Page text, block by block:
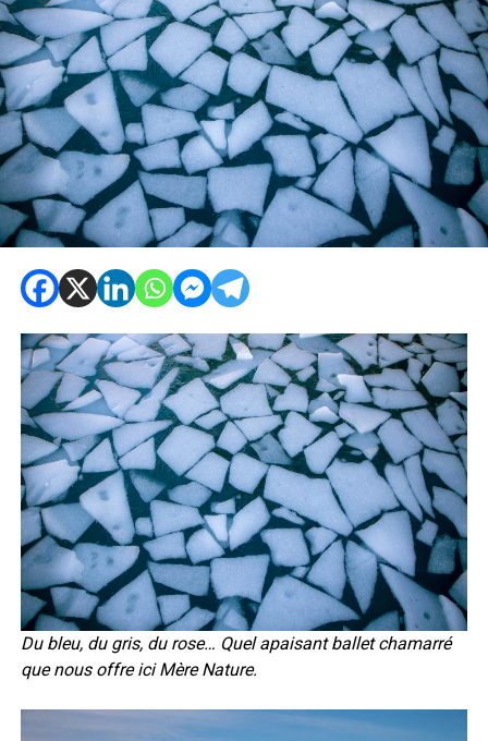
Du bleu, du gris, du rose… Quel apaisant ballet chamarré
que nous offre ici Mère Nature.